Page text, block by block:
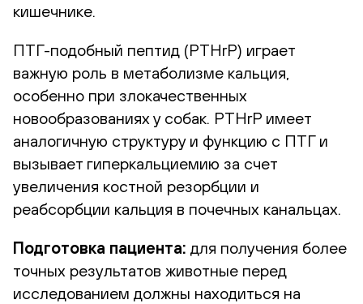
кишечнике.
ПТГ-подобный пептид (PTHrP) играет
важную роль в метаболизме кальция,
особенно при злокачественных
новообразованиях у собак. PTHrP имеет
аналогичную структуру и функцию с ПТГ и
вызывает гиперкальциемию за счет
увеличения костной резорбции и
реабсорбции кальция в почечных канальцах.
Подготовка пациента: для получения более
точных результатов животные перед
исследованием должны находиться на